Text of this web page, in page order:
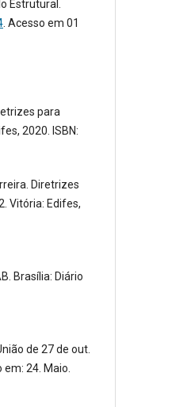
Estrutural.
. Acesso em 01
para
2020. ISBN:
Diretrizes
Vitória: Edifes,
Brasília: Diário
de 27 de out.
em: 24. Maio.